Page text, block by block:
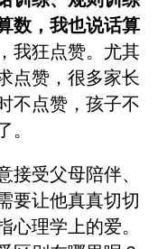
数，我也说话算
我狂点赞。尤其
点赞，很多家长
不点赞，孩子不
。
接受父母陪伴、
要让他真真切切
心理学上的爱。